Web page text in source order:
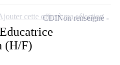
(H/F)
CDINon renseigné
cette offre à ma sélection